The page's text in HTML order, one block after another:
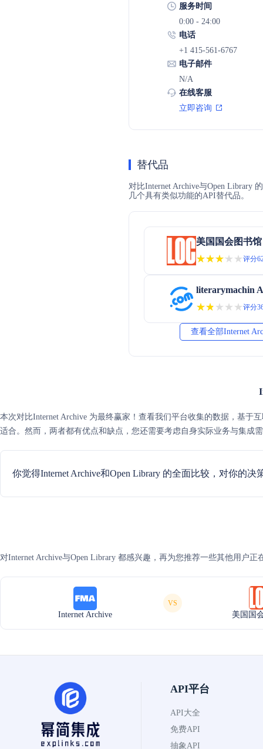
服务时间
0:00 - 24:00
电话
+1 415-561-6767
电子邮件
N/A
在线客服
立即咨询
替代品
对比Internet Archive与Open Library
几个具有类似功能的API替代品。
美国国会图书
★★★★★
★★★★★评分
literarymachin
★★★★★
★★★★★评分
查看全部Internet
本次对比Internet Archive 为最终赢家！查看我们平台收集的数据，基于
适合。然而，两者都有优点和缺点，您还需要考虑自身实际业务与集成
你觉得Internet Archive和Open Library 的全面比较，对你的决
对Internet Archive与Open Library 都感兴趣，再为您推荐一些其他用户正
Internet Archive
VS
美国国
API平台
API大全
免费API
抽象API